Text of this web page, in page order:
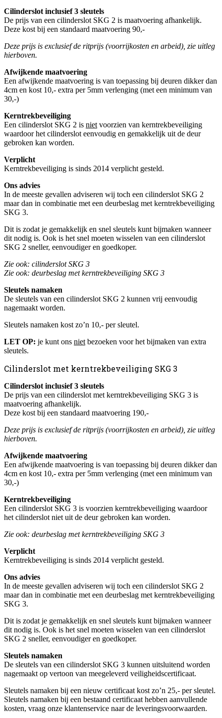
Cilinderslot inclusief 3 sleutels
De prijs van een cilinderslot SKG 2 is maatvoering afhankelijk.
Deze kost bij een standaard maatvoering 90,-
Deze prijs is exclusief de ritprijs (voorrijkosten en arbeid), zie uitleg
hierboven.
Afwijkende maatvoering
Een afwijkende maatvoering is van toepassing bij deuren dikker dan
4cm en kost 10,- extra per 5mm verlenging (met een minimum van
30,-)
Kerntrekbeveiliging
Een cilinderslot SKG 2 is niet voorzien van kerntrekbeveiliging
waardoor het cilinderslot eenvoudig en gemakkelijk uit de deur
gebroken kan worden.
Verplicht
Kerntrekbeveiliging is sinds 2014 verplicht gesteld.
Ons advies
In de meeste gevallen adviseren wij toch een cilinderslot SKG 2
maar dan in combinatie met een deurbeslag met kerntrekbeveiliging
SKG 3.
Dit is zodat je gemakkelijk en snel sleutels kunt bijmaken wanneer
dit nodig is. Ook is het snel moeten wisselen van een cilinderslot
SKG 2 sneller, eenvoudiger en goedkoper.
Zie ook: cilinderslot SKG 3
Zie ook: deurbeslag met kerntrekbeveiliging SKG 3
Sleutels namaken
De sleutels van een cilinderslot SKG 2 kunnen vrij eenvoudig
nagemaakt worden.
Sleutels namaken kost zo’n 10,- per sleutel.
LET OP: je kunt ons niet bezoeken voor het bijmaken van extra
sleutels.
Cilinderslot met kerntrekbeveiliging SKG 3
Cilinderslot inclusief 3 sleutels
De prijs van een cilinderslot met kerntrekbeveiliging SKG 3 is
maatvoering afhankelijk.
Deze kost bij een standaard maatvoering 190,-
Deze prijs is exclusief de ritprijs (voorrijkosten en arbeid), zie uitleg
hierboven.
Afwijkende maatvoering
Een afwijkende maatvoering is van toepassing bij deuren dikker dan
4cm en kost 10,- extra per 5mm verlenging (met een minimum van
30,-)
Kerntrekbeveiliging
Een cilinderslot SKG 3 is voorzien kerntrekbeveiliging waardoor
het cilinderslot niet uit de deur gebroken kan worden.
Zie ook: deurbeslag met kerntrekbeveiliging SKG 3
Verplicht
Kerntrekbeveiliging is sinds 2014 verplicht gesteld.
Ons advies
In de meeste gevallen adviseren wij toch een cilinderslot SKG 2
maar dan in combinatie met een deurbeslag met kerntrekbeveiliging
SKG 3.
Dit is zodat je gemakkelijk en snel sleutels kunt bijmaken wanneer
dit nodig is. Ook is het snel moeten wisselen van een cilinderslot
SKG 2 sneller, eenvoudiger en goedkoper.
Sleutels namaken
De sleutels van een cilinderslot SKG 3 kunnen uitsluitend worden
nagemaakt op vertoon van meegeleverd veiligheidscertificaat.
Sleutels namaken bij een nieuw certificaat kost zo’n 25,- per sleutel.
Sleutels namaken bij een bestaand certificaat hebben aanvullende
kosten, vraag onze klantenservice naar de leveringsvoorwaarden.